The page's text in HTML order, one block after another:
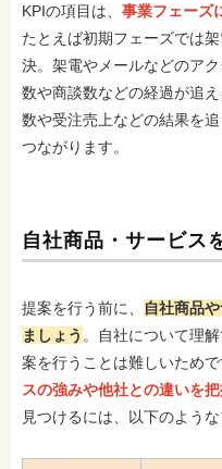
KPIの項目は、 事業フェーズ
たとえば初期フェーズでは
決。架電やメールなどのア
数や商談数などの経過が追
数や受注売上などの結果を
つながります。
自社商品・サービス
提案を行う前に、
自社商品
ましょう 。自社について理
案を行うことは難しいためで
スの強みや他社との違いを把
見つけるには、以下のよう